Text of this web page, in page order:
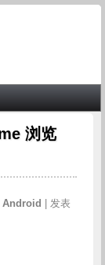
浏览
Android
| 发表